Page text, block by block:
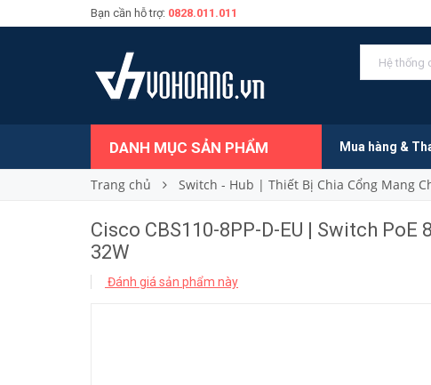
Bạn cần hỗ trợ: 0828.011.011
DANH MỤC SẢN PHẨM Mua hàng &
Trang chủ Switch - Hub | Thiết Bị Chia Cổng Mang
Cisco CBS110-8PP-D-EU | Switch
32W
Đánh giá sản phẩm này